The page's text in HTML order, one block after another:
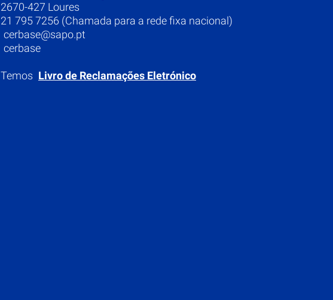
2670-427 Loures
21 795 7256 (Chamada para a rede fixa nacional)
cerbase@sapo.pt
cerbase
Temos Livro de Reclamações Eletrónico